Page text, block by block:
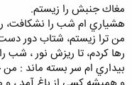
مغاك جنبش را زيستم‌.
هشياري ام شب را نشكافت‌،
من ترا زيستم‌، شتاب دور
رها كردم‌، تا ريزش نور ، شب را
بيداري ام سر بسته ماند : من